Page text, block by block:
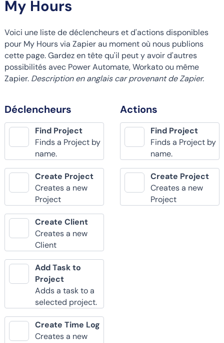
My Hours
Voici une liste de déclencheurs et d'actions disponibles
pour My Hours via Zapier au moment où nous publions
cette page. Gardez en tête qu'il peut y avoir d'autres
possibilités avec Power Automate, Workato ou même
Zapier. Description en anglais car provenant de Zapier.
Déclencheurs
Find Project
Finds a Project by
name.
Create Project
Creates a new
Project
Create Client
Creates a new
Client
Add Task to
Project
Adds a task to a
selected project.
Create Time Log
Creates a new
Actions
Find Project
Finds a Project by
name.
Create Project
Creates a new
Project